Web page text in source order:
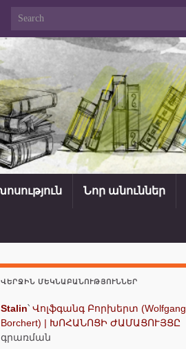
Search for:
Նոր անուններ
ՎԵՐՋԻՆ ՄԵԿՆԱԲԱՆՈՒԹՅՈՒՆՆԵՐ
Stalin՝ Վոլֆգանգ Բորխերտ (Wolfgang
Borchert) | ԽՈՀԱՆՈՑԻ ԺԱՄԱՑՈՒՅՑԸ
գրառման